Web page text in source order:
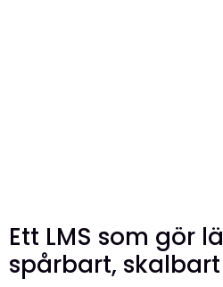
Ett LMS som gör
spårbart,